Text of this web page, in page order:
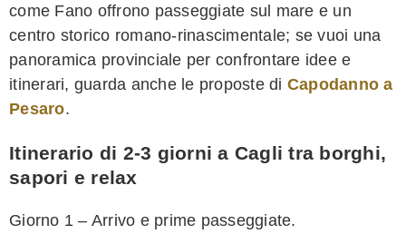
come Fano offrono passeggiate sul mare e un
centro storico romano-rinascimentale; se vuoi una
panoramica provinciale per confrontare idee e
itinerari, guarda anche le proposte di Capodanno a
Pesaro.
Itinerario di 2-3 giorni a Cagli tra borghi,
sapori e relax
Giorno 1 – Arrivo e prime passeggiate.